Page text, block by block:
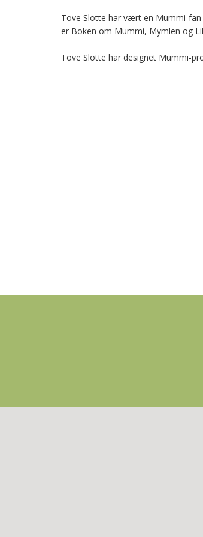
Tove Slotte har vært en Mummi-
er Boken om Mummi, Mymlen og
Tove Slotte har designet Mummi-